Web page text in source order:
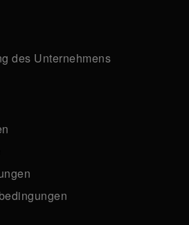
des Unternehmens